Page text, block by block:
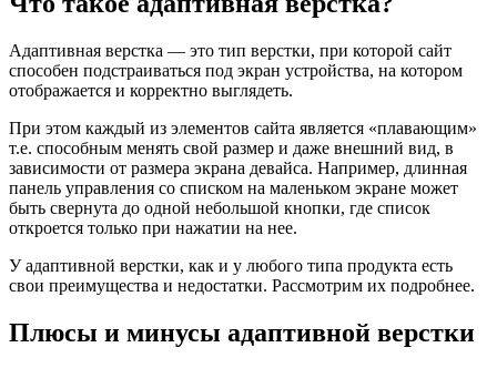
Адаптивная верстка — это тип верстки, при которой сайт
способен подстраиваться под экран устройства, на котором
отображается и корректно выглядеть.
При этом каждый из элементов сайта является «плавающим»
т.е. способным менять свой размер и даже внешний вид, в
зависимости от размера экрана девайса. Например, длинная
панель управления со списком на маленьком экране может
быть свернута до одной небольшой кнопки, где список
откроется только при нажатии на нее.
У адаптивной верстки, как и у любого типа продукта есть
свои преимущества и недостатки. Рассмотрим их подробнее.
Плюсы и минусы адаптивной верстки